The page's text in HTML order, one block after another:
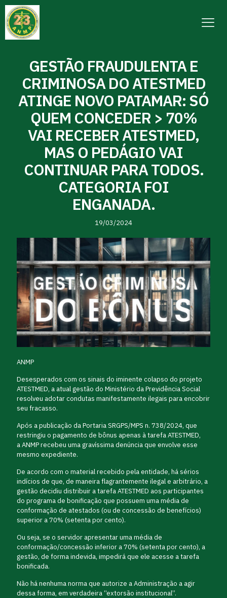
GESTÃO FRAUDULENTA E
CRIMINOSA DO ATESTMED
ATINGE NOVO PATAMAR: SÓ
QUEM CONCEDER > 70%
VAI RECEBER ATESTMED,
MAS O PEDÁGIO VAI
CONTINUAR PARA TODOS.
CATEGORIA FOI
ENGANADA.
19/03/2024
ANMP
Desesperados com os sinais do iminente colapso do projeto
ATESTMED, a atual gestão do Ministério da Previdência Social
resolveu adotar condutas manifestamente ilegais para encobrir
seu fracasso.
Após a publicação da Portaria SRGPS/MPS n. 738/2024, que
restringiu o pagamento de bônus apenas à tarefa ATESTMED,
a ANMP recebeu uma gravíssima denúncia que envolve esse
mesmo expediente.
De acordo com o material recebido pela entidade, há sérios
indícios de que, de maneira flagrantemente ilegal e arbitrário, a
gestão decidiu distribuir a tarefa ATESTMED aos participantes
do programa de bonificação que possuem uma média de
conformação de atestados (ou de concessão de benefícios)
superior a 70% (setenta por cento).
Ou seja, se o servidor apresentar uma média de
conformação/concessão inferior a 70% (setenta por cento), a
gestão, de forma indevida, impedirá que ele acesse a tarefa
bonificada.
Não há nenhuma norma que autorize a Administração a agir
dessa forma, em verdadeira “extorsão institucional”.